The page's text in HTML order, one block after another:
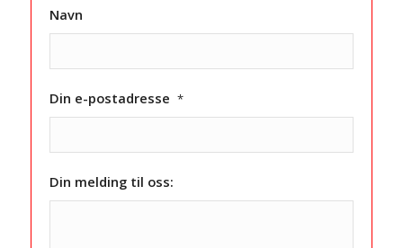
Navn
Din e-postadresse *
Din melding til oss: